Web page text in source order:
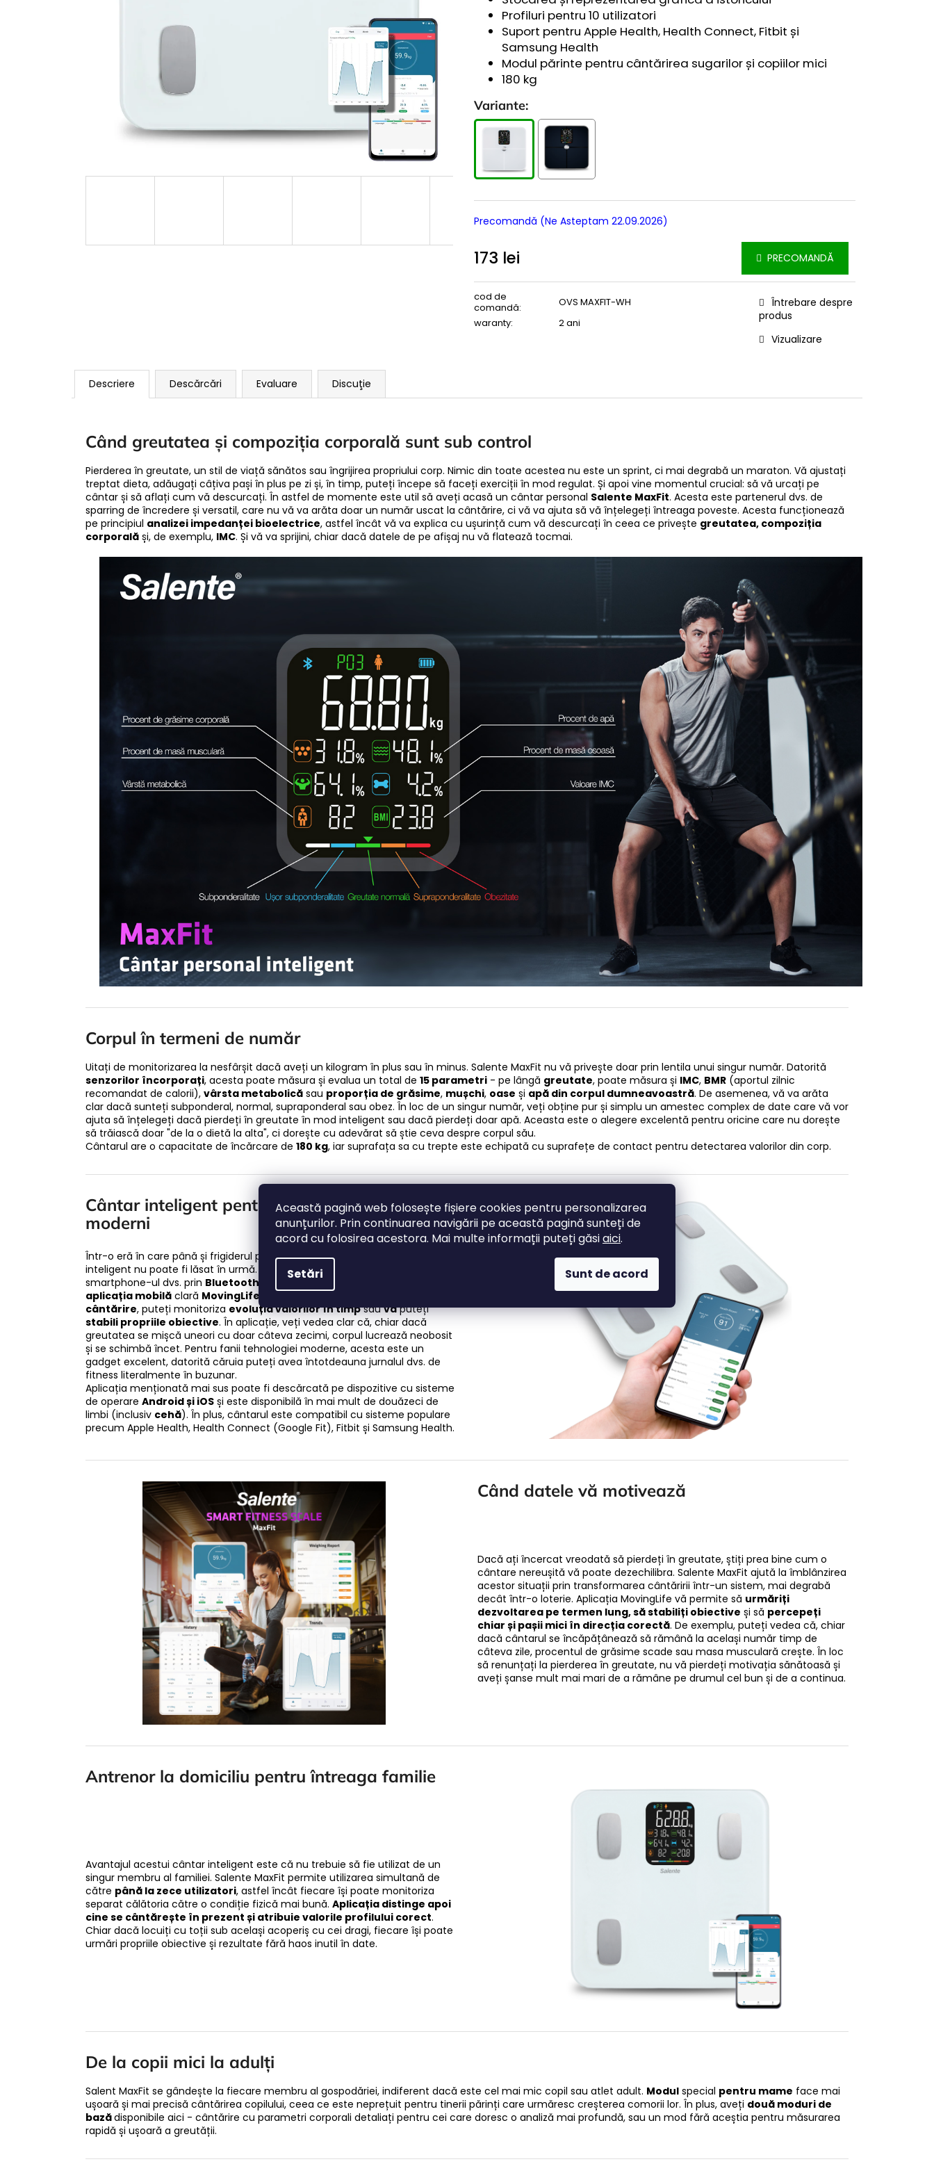
Această pagină web folosește fișiere cookies pentru personalizarea
anunțurilor. Prin continuarea navigării pe această pagină sunteți de
acord cu folosirea acestora. Mai multe informații puteți găsiaici.
Setări Sunt de acord
Profiluri pentru 10 utilizatori
Suport pentru Apple Health, Health Connect, Fitbit și
Samsung Health
Modul părinte pentru cântărirea sugarilor și copiilor mici
180 kg
Variante:
Precomandă (ne Asteptam 22.09.2026)
173 lei
preţ:
PRECOMANDĂ
cod de
comandă:
OVS MAXFIT-WH
waranty: 2 ani
Întrebare despre
produs
Vizualizare
Descriere Descărcări Evaluare Discuţie
Când greutatea și compoziția corporală sunt sub control
Pierderea în greutate, un stil de viață sănătos sau îngrijirea propriului corp. Nimic din toate acestea nu este un sprint, ci mai degrabă un maraton. Vă ajustați
treptat dieta, adăugați câțiva pași în plus pe zi și, în timp, puteți începe să faceți exerciții în mod regulat. Și apoi vine momentul crucial: să vă urcați pe
cântar și să aflați cum vă descurcați. În astfel de momente este util să aveți acasă un cântar personal Salente MaxFit. Acesta este partenerul dvs. de
sparring de încredere și versatil, care nu vă va arăta doar un număr uscat la cântărire, ci vă va ajuta să vă înțelegeți întreaga poveste. Acesta funcționează
pe principiul analizei impedanței bioelectrice, astfel încât vă va explica cu ușurință cum vă descurcați în ceea ce privește greutatea, compoziția
corporală și, de exemplu, IMC. Și vă va sprijini, chiar dacă datele de pe afișaj nu vă flatează tocmai.
Corpul în termeni de număr
Uitați de monitorizarea la nesfârșit dacă aveți un kilogram în plus sau în minus. Salente MaxFit nu vă privește doar prin lentila unui singur număr. Datorită
senzorilor încorporați, acesta poate măsura și evalua un total de 15 parametri - pe lângă greutate, poate măsura și IMC, BMR (aportul zilnic
recomandat de calorii), vârsta metabolică sau proporția de grăsime, mușchi, oase și apă din corpul dumneavoastră. De asemenea, vă va arăta
clar dacă sunteți subponderal, normal, supraponderal sau obez. În loc de un singur număr, veți obține pur și simplu un amestec complex de date care vă vor
ajuta să înțelegeți dacă pierdeți în greutate în mod inteligent sau dacă pierdeți doar apă. Aceasta este o alegere excelentă pentru oricine care nu dorește
să trăiască doar "de la o dietă la alta", ci dorește cu adevărat să știe ceva despre corpul său.
Cântarul are o capacitate de încărcare de 180 kg, iar suprafața sa cu trepte este echipată cu suprafețe de contact pentru detectarea valorilor din corp.
Cântar inteligent pentru oameni inteligenți și
moderni
Într-o eră în care până și frigiderul poate vorbi cu telefonul mobil, un cântar
inteligent nu poate fi lăsat în urmă. Salente MaxFit se conectează la
smartphone-ul dvs. prin Bluetooth și trimite toate datele măsurate către
aplicația mobilă clară MovingLife . Acolo puteți vizualiza
cântărire, puteți monitoriza evoluția valorilor în timpsauvăputeți
stabili propriile obiective. În aplicație, veți vedea clar că, chiar dacă
greutatea se mișcă uneori cu doar câteva zecimi, corpul lucrează neobosit
și se schimbă încet. Pentru fanii tehnologiei moderne, acesta este un
gadget excelent, datorită căruia puteți avea întotdeauna jurnalul dvs. de
fitness literalmente în buzunar.
Aplicația menționată mai sus poate fi descărcată pe dispozitive cu sisteme
de operare Android și iOS și este disponibilă în mai mult de douăzeci de
limbi (inclusiv cehă). În plus, cântarul este compatibil cu sisteme populare
precum Apple Health, Health Connect (Google Fit), Fitbit și Samsung Health.
Când datele vă motivează
Dacă ați încercat vreodată să pierdeți în greutate, știți prea bine cum o
cântare nereușită vă poate dezechilibra. Salente MaxFit ajută la îmblânzirea
acestor situații prin transformarea cântăririi într-un sistem, mai degrabă
decât într-o loterie. Aplicația MovingLife vă permite să urmăriți
dezvoltarea pe termen lung, să stabiliți obiective și să percepeți
chiar și pașii mici în direcția corectă. De exemplu, puteți vedea că, chiar
dacă cântarul se încăpățânează să rămână la același număr timp de
câteva zile, procentul de grăsime scade sau masa musculară crește. În loc
să renunțați la pierderea în greutate, nu vă pierdeți motivația sănătoasă și
aveți șanse mult mai mari de a rămâne pe drumul cel bun și de a continua.
Antrenor la domiciliu pentru întreaga familie
Avantajul acestui cântar inteligent este că nu trebuie să fie utilizat de un
singur membru al familiei. Salente MaxFit permite utilizarea simultană de
către până la zece utilizatori, astfel încât fiecare își poate monitoriza
separat călătoria către o condiție fizică mai bună. Aplicația distinge apoi
cine se cântărește în prezent și atribuie valorile profilului corect.
Chiar dacă locuiți cu toții sub același acoperiș cu cei dragi, fiecare își poate
urmări propriile obiective și rezultate fără haos inutil în date.
De la copii mici la adulți
Salent MaxFit se gândește la fiecare membru al gospodăriei, indiferent dacă este cel mai mic copil sau atlet adult. Modul special pentru mame face mai
ușoară și mai precisă cântărirea copilului, ceea ce este neprețuit pentru tinerii părinți care urmăresc creșterea comorii lor. În plus, aveți două moduri de
bazădisponibile aici - cântărire cu parametri corporali detaliați pentru cei care doresc o analiză mai profundă, sau un mod fără aceștia pentru măsurarea
rapidă și ușoară a greutății.